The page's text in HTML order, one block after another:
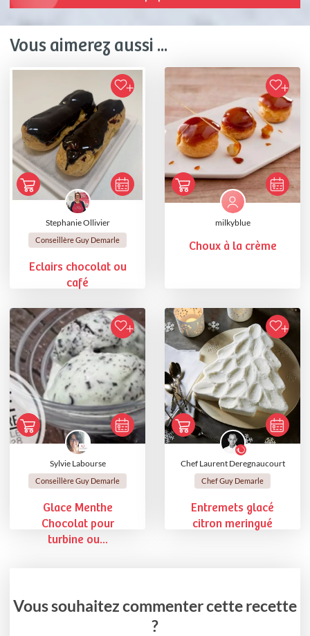
Vous aimerez aussi ...
Stephanie Ollivier
Conseillère Guy Demarle
Eclairs chocolat ou
café
milkyblue
Choux à la crème
Sylvie Labourse
Conseillère Guy Demarle
Glace Menthe
Chocolat pour
turbine ou...
Chef Laurent Deregnaucourt
Chef Guy Demarle
Entremets glacé
citron meringué
Vous souhaitez commenter cette recette
?